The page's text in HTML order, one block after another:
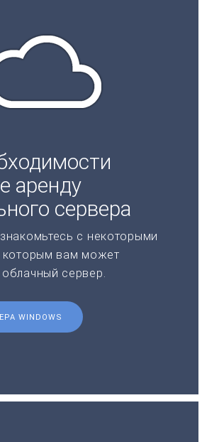
аренду
сервера
с некоторыми
которым вам может
сервер.
WINDOWS